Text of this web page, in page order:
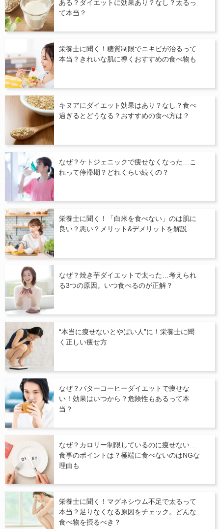
ある？ダイエットに効果あり？なし？太るっ
て本当？
栄養士に聞く！糖質制限でニキビが治るって
本当？きれいな肌に導くおすすめの食べ物も
キヌアにダイエット効果はあり？なし？食べ
過ぎるとどうなる？おすすめの食べ方は？
なぜ？ケトジェニックで痩せなくなった…こ
れって停滞期？どれくらい続くの？
栄養士に聞く！「白米を食べない」のは肌に
良い？悪い？メリット&デメリットを解説
なぜ？焼き芋ダイエットで太った…考えられ
る3つの原因。いつ食べるのが正解？
“本当に痩せないとやばい人”に！栄養士に聞
く正しい痩せ方
なぜ？バターコーヒーダイエットで痩せな
い！効果はいつから？危険性もあるって本
当？
なぜ？カロリー制限しているのに痩せない…
食事のポイントは？極端に食べないのはNGな
理由も
栄養士に聞く！マグネシウム不足で太るって
本当？足りなくなる原因をチェック。どんな
食べ物を摂るべき？